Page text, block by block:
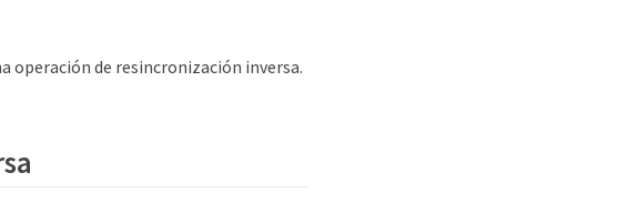
operación de resincronización inversa.